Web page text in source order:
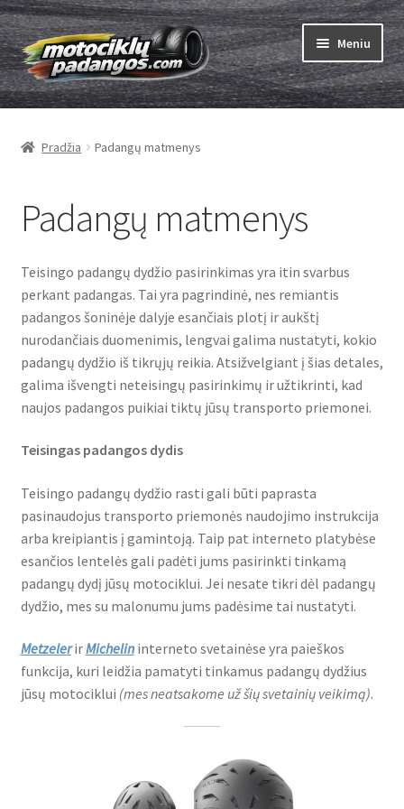
Pereiti
prie
meniu
Pereiti
prie
turinio
Meniu
Padangos
Kameros
ABC
Padangų matmenys
DOT Kodai
Motociklo padangų įvažinėjimas
Kaip užsisakyti
Testų
Brand
menu
Kontaktai
Pradžia Padangų matmenys
Padangų matmenys
Teisingo padangų dydžio pasirinkimas yra itin svarbus
perkant padangas. Tai yra pagrindinė, nes remiantis
padangos šoninėje dalyje esančiais plotį ir aukštį
nurodančiais duomenimis, lengvai galima nustatyti, kokio
padangų dydžio iš tikrųjų reikia. Atsižvelgiant į šias detales,
galima išvengti neteisingų pasirinkimų ir užtikrinti, kad
naujos padangos puikiai tiktų jūsų transporto priemonei.
Teisingas padangos dydis
Teisingo padangų dydžio rasti gali būti paprasta
pasinaudojus transporto priemonės naudojimo instrukcija
arba kreipiantis į gamintoją. Taip pat interneto platybėse
esančios lentelės gali padėti jums pasirinkti tinkamą
padangų dydį jūsų motociklui. Jei nesate tikri dėl padangų
dydžio, mes su malonumu jums padėsime tai nustatyti.
MetzelerirMichelininterneto svetainėse yra paieškos
funkcija, kuri leidžia pamatyti tinkamus padangų dydžius
jūsų motociklui (mes neatsakome už šių svetainių veikimą).